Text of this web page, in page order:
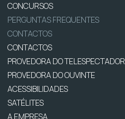
CONCURSOS
PERGUNTAS FREQUENTES
CONTACTOS
CONTACTOS
PROVEDORA DO TELESPECTADOR
PROVEDORA DO OUVINTE
ACESSIBILIDADES
SATÉLITES
A EMPRESA